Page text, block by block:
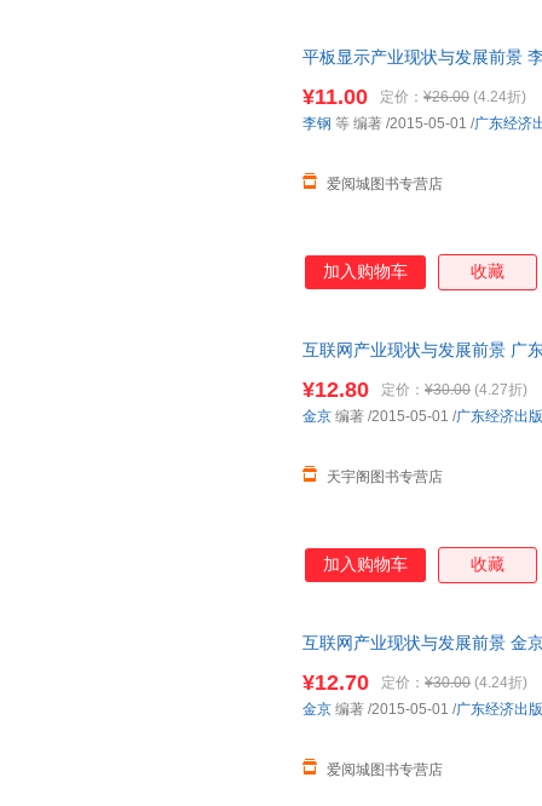
平板显示产业现状与发展前景
¥11.00 定价： ¥26.00 (4.24折)
爱阅城图书专营店
李钢 等 编著 /2015-05-01 /广东经济
加入购物车 收藏
互联网产业现状与发展前景 广
¥12.80 定价： ¥30.00 (4.27折)
天宇阁图书专营店
金京 编著 /2015-05-01 /广东经济出
加入购物车 收藏
互联网产业现状与发展前景 金
¥12.70 定价： ¥30.00 (4.24折)
爱阅城图书专营店
金京 编著 /2015-05-01 /广东经济出